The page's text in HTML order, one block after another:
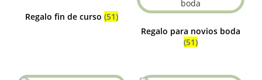
Regalo fin de curso (51)
Regalo para novios boda
(51)